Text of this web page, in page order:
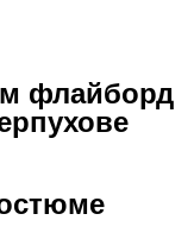
флайборд